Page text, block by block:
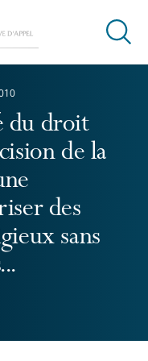
Ouvrir
du droit
de la
des
sans